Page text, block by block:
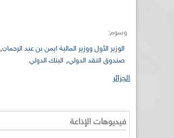
وسوم:
الوزير الأول ووزير المالية ايمن بن عبد الرحمان,
صندوق النقد الدولي, البنك الدولي
الجزائر
فيديوهات الإذاعة